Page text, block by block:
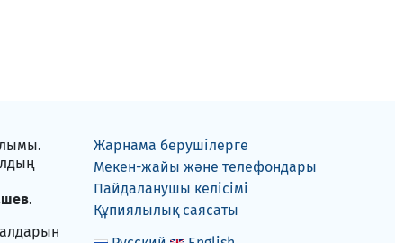
.
Жарнама берушілерге
Мекен-жайы және телефондары
Пайдаланушы келісімі
Құпиялылық саясаты